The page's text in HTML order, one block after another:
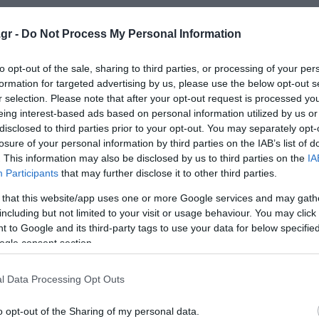
- Do Not Process My Personal Information
opt-out of the sale, sharing to third parties, or processing of your
for targeted advertising by us, please use the below opt-out
selection. Please note that after your opt-out request is processed
interest-based ads based on personal information utilized by us
to third parties prior to your opt-out. You may separately
of your personal information by third parties on the IAB’s list of
This information may also be disclosed by us to third parties on the
Participants that may further disclose it to other third parties.
that this website/app uses one or more Google services and may
but not limited to your visit or usage behaviour. You may
to Google and its third-party tags to use your data for below
consent section.
Data Processing Opt Outs
opt-out of the Sharing of my personal data.
η
πλειοψηφίας να προτείνουν οΧρήστος Τριαντόπουλος
ότι το αίτημα για παραπομπή τουΧρήστου
και υπογραμμίζουν πως δεν θεωρούν ότι
που έκανε ηΕισαγγελέας Λάρισας.
η «γαλάζια» απόφαση για κλήτευση Τριαντόπουλου
προκειμένου να προσδώσει νομιμοφάνεια.
Μιλένα Αποστολάκη, φέρεται να υποστήριξε: «Το
Πού ακούστηκε να επιλέγει ο Τριαντόπουλος την οδό
πριν την εξέταση μαρτύρων;».
τέτοιες ακροβασίες».